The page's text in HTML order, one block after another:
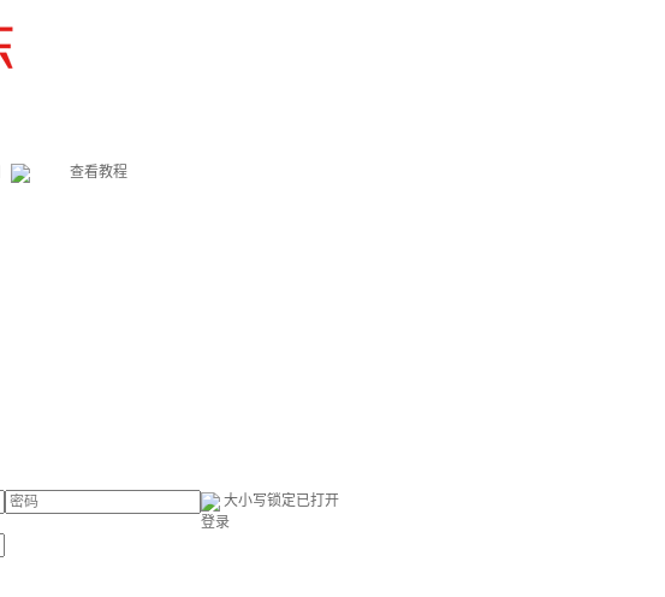
查看教程
大小写锁定已打开
登录